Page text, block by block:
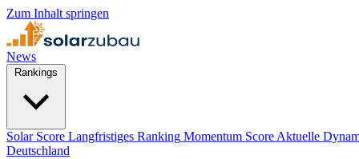
Zum Inhalt springen
News
Solar Score Langfristiges Ranking Momentum Score Aktuelle
Deutschland